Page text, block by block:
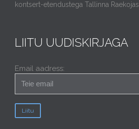
kontsert-etendustega Tallinna Raekojas
LIITU UUDISKIRJAGA
Email aadress: